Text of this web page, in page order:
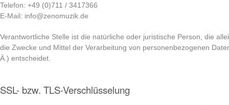
Telefon: +49 (0)711 / 3417366
E-Mail: info@zenomuzik.de
Verantwortliche Stelle ist die natürliche oder juristische Person, die
die Zwecke und Mittel der Verarbeitung von personenbezogenen
Ä.) entscheidet.
SSL- bzw. TLS-Verschlüsselung